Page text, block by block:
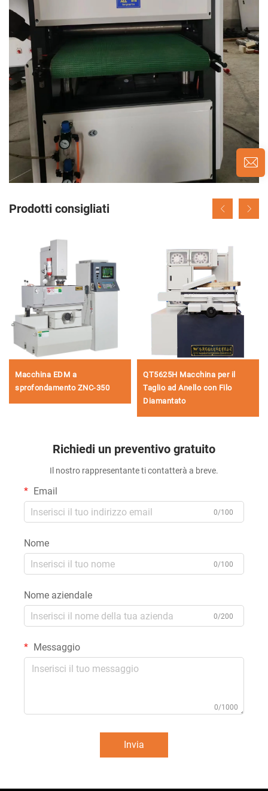
Prodotti consigliati
Macchina EDM a
sprofondamento ZNC-350
QT5625H Macchina per il
Taglio ad Anello con Filo
Diamantato
Richiedi un preventivo gratuito
Il nostro rappresentante ti contatterà a breve.
Email
0/100
Nome
0/100
Nome aziendale
0/200
Messaggio
0/1000
Invia